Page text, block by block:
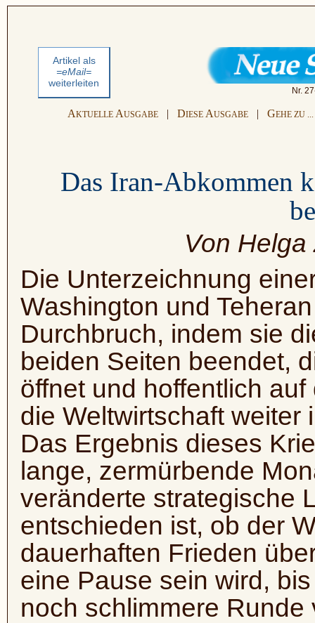
Artikel als
=eMail=
weiterleiten
Nr.
AKTUELLE AUSGABE | DIESE AUSGABE | GEHE ZU ...
Das Iran-Abkommen
Von
Die Unterzeichnung
Washington und
Durchbruch, indem sie
beiden Seiten beendet,
öffnet und hoffentlich
die Weltwirtschaft weiter
Das Ergebnis dieses
lange, zermürbende
veränderte strategische
entschieden ist, ob der
dauerhaften Frieden
eine Pause sein wird,
noch schlimmere